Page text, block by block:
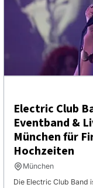
Electric Club
Eventband &
München für
Hochzeiten
München
Die Electric Club Band